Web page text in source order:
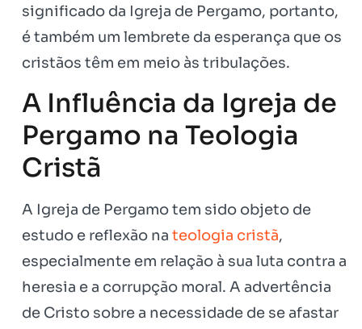
significado da Igreja de Pergamo, portanto,
é também um lembrete da esperança que os
cristãos têm em meio às tribulações.
A Influência da Igreja de
Pergamo na Teologia
Cristã
A Igreja de Pergamo tem sido objeto de
estudo e reflexão na teologia cristã,
especialmente em relação à sua luta contra a
heresia e a corrupção moral. A advertência
de Cristo sobre a necessidade de se afastar